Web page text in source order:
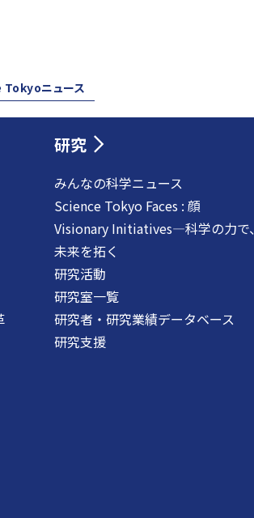
ニュース
研究
みんなの科学ニュース
Science Tokyo Faces : 顔
Visionary Initiatives―科学の力で、
未来を拓く
研究活動
研究室一覧
研究者・研究業績データベース
研究支援